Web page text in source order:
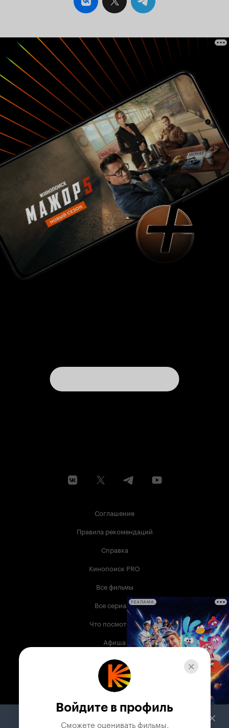
Соглашение
Правила рекомендаций
Справка
Кинопоиск PRO
Все фильмы
Все сериалы
Что посмотреть
Афиша
Музыка
Телепрограмма
Служба поддержки
РЕКЛАМА
Войдите в профиль
Сможете оценивать фильмы,